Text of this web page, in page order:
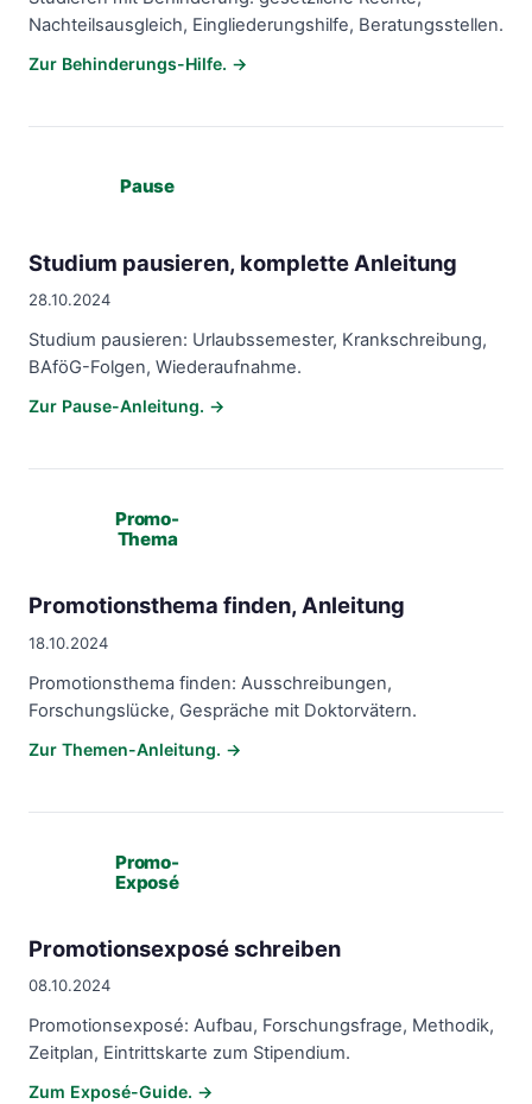
Nachteilsausgleich, Eingliederungshilfe, Beratungsstellen.
Zur Behinderungs-Hilfe. →
Pause
Studium pausieren, komplette Anleitung
28.10.2024
Studium pausieren: Urlaubssemester, Krankschreibung,
BAföG-Folgen, Wiederaufnahme.
Zur Pause-Anleitung. →
Promo-
Thema
Promotionsthema finden, Anleitung
18.10.2024
Promotionsthema finden: Ausschreibungen,
Forschungslücke, Gespräche mit Doktorvätern.
Zur Themen-Anleitung. →
Promo-
Exposé
Promotionsexposé schreiben
08.10.2024
Promotionsexposé: Aufbau, Forschungsfrage, Methodik,
Zeitplan, Eintrittskarte zum Stipendium.
Zum Exposé-Guide. →